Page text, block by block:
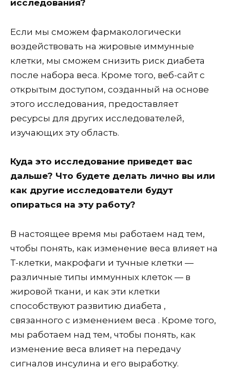
исследования?
Если мы сможем фармакологически
воздействовать на жировые иммунные
клетки, мы сможем снизить риск диабета
после набора веса. Кроме того, веб-сайт с
открытым доступом, созданный на основе
этого исследования, предоставляет
ресурсы для других исследователей,
изучающих эту область.
Куда это исследование приведет вас
дальше? Что будете делать лично вы или
как другие исследователи будут
опираться на эту работу?
В настоящее время мы работаем над тем,
чтобы понять, как изменение веса влияет на
Т-клетки, макрофаги и тучные клетки —
различные типы иммунных клеток — в
жировой ткани, и как эти клетки
способствуют развитию диабета ,
связанного с изменением веса . Кроме того,
мы работаем над тем, чтобы понять, как
изменение веса влияет на передачу
сигналов инсулина и его выработку.